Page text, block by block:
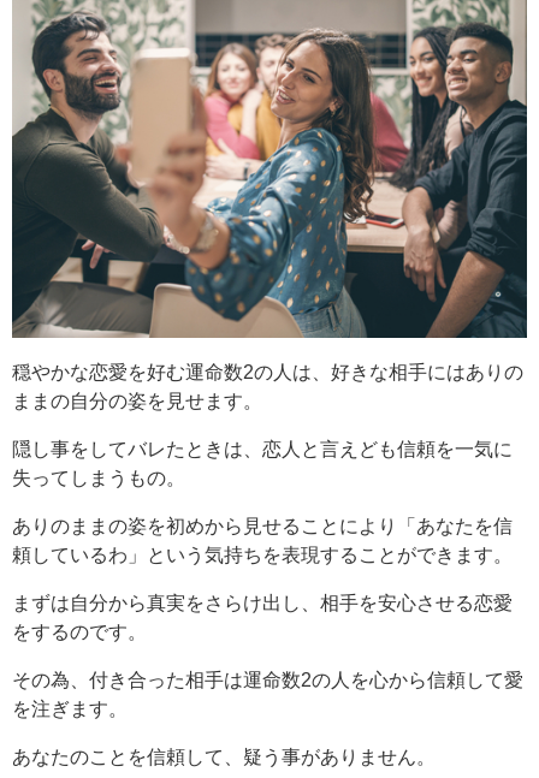
穏やかな恋愛を好む運命数2の人は、好きな相手にはありの
ままの自分の姿を見せます。
隠し事をしてバレたときは、恋人と言えども信頼を一気に
失ってしまうもの。
ありのままの姿を初めから見せることにより「あなたを信
頼しているわ」という気持ちを表現することができます。
まずは自分から真実をさらけ出し、相手を安心させる恋愛
をするのです。
その為、付き合った相手は運命数2の人を心から信頼して愛
を注ぎます。
あなたのことを信頼して、疑う事がありません。